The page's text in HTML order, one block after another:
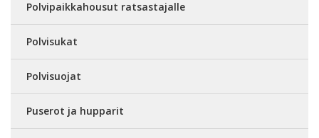
Polvipaikkahousut ratsastajalle
Polvisukat
Polvisuojat
Puserot ja hupparit